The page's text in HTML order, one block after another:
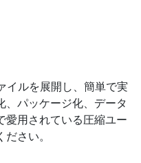
イルを展開し、簡単で実
、パッケージ化、データ
愛用されている圧縮ユー
さい。